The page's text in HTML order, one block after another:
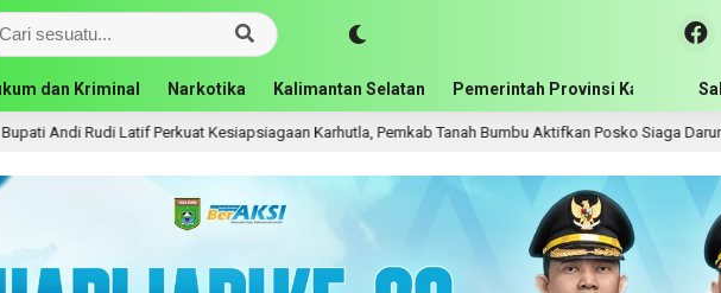
dan Kriminal Narkotika Kalimantan Selatan Pemerintah Provinsi Kalimantan
Latif Perkuat Kesiapsiagaan Karhutla, Pemkab Tanah Bumbu Aktifkan Posko Siaga Darurat 1